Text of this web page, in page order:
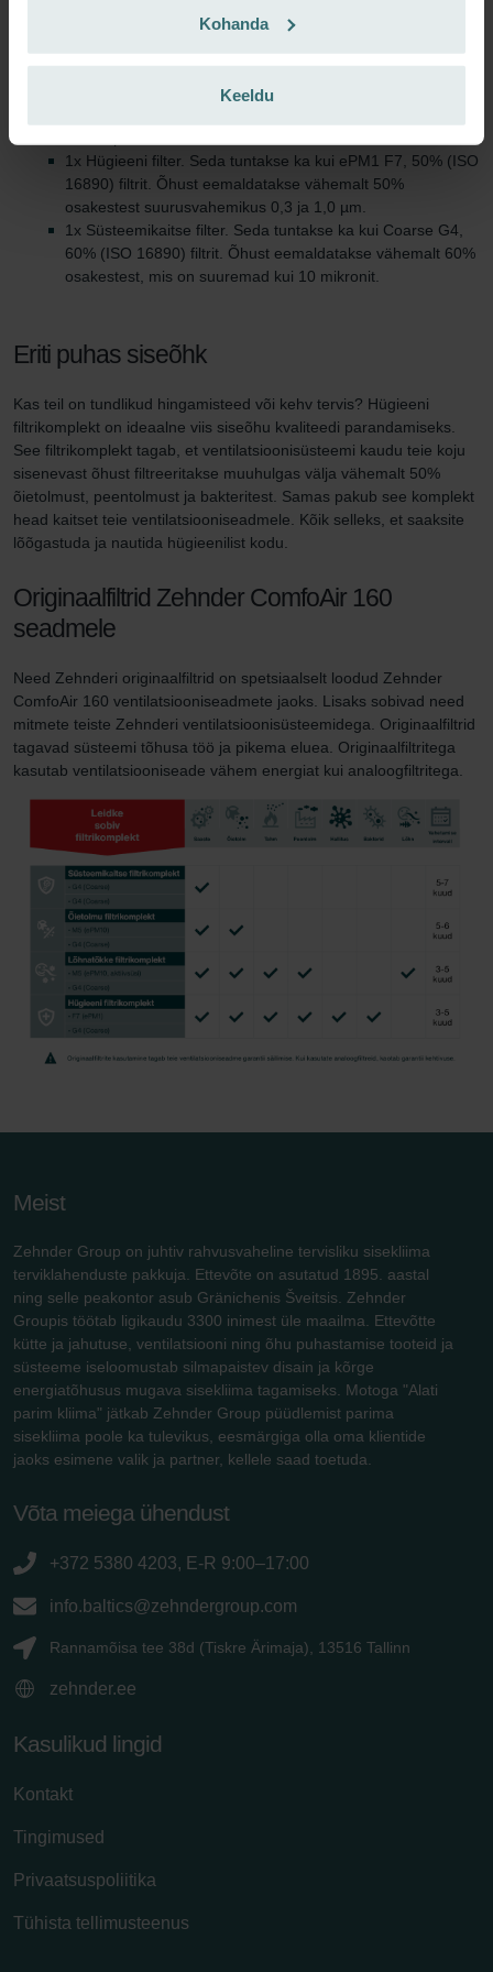
Kohanda
Keeldu
Tehniline informatsioon
1x Hügieeni filter. Seda tuntakse ka kui ePM1 F7, 50% (ISO
16890) filtrit. Õhust eemaldatakse vähemalt 50%
osakestest suurusvahemikus 0,3 ja 1,0 µm.
1x Süsteemikaitse filter. Seda tuntakse ka kui Coarse G4,
60% (ISO 16890) filtrit. Õhust eemaldatakse vähemalt 60%
osakestest, mis on suuremad kui 10 mikronit.
Eriti puhas siseõhk
Kas teil on tundlikud hingamisteed või kehv tervis? Hügieeni
filtrikomplekt on ideaalne viis siseõhu kvaliteedi parandamiseks.
See filtrikomplekt tagab, et ventilatsioonisüsteemi kaudu teie koju
sisenevast õhust filtreeritakse muuhulgas välja vähemalt 50%
õietolmust, peentolmust ja bakteritest. Samas pakub see komplekt
head kaitset teie ventilatsiooniseadmele. Kõik selleks, et saaksite
lõõgastuda ja nautida hügieenilist kodu.
Originaalfiltrid Zehnder ComfoAir 160
seadmele
Need Zehnderi originaalfiltrid on spetsiaalselt loodud Zehnder
ComfoAir 160 ventilatsiooniseadmete jaoks. Lisaks sobivad need
mitmete teiste Zehnderi ventilatsioonisüsteemidega. Originaalfiltrid
tagavad süsteemi tõhusa töö ja pikema eluea. Originaalfiltritega
kasutab ventilatsiooniseade vähem energiat kui analoogfiltritega.
Meist
Zehnder Group on juhtiv rahvusvaheline tervisliku sisekliima
terviklahenduste pakkuja. Ettevõte on asutatud 1895. aastal
ning selle peakontor asub Gränichenis Šveitsis. Zehnder
Groupis töötab ligikaudu 3300 inimest üle maailma. Ettevõtte
kütte ja jahutuse, ventilatsiooni ning õhu puhastamise tooteid ja
süsteeme iseloomustab silmapaistev disain ja kõrge
energiatõhusus mugava sisekliima tagamiseks. Motoga "Alati
parim kliima" jätkab Zehnder Group püüdlemist parima
sisekliima poole ka tulevikus, eesmärgiga olla oma klientide
jaoks esimene valik ja partner, kellele saad toetuda.
Võta meiega ühendust
+372 5380 4203, E-R 9:00–17:00
info.baltics@zehndergroup.com
Rannamõisa tee 38d (Tiskre Ärimaja), 13516 Tallinn
zehnder.ee
Kasulikud lingid
Kontakt
Tingimused
Privaatsuspoliitika
Tühista tellimusteenus